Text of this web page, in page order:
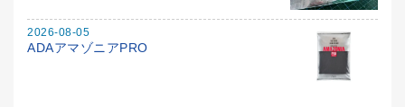
2026-08-05
ADAアマゾニアPRO